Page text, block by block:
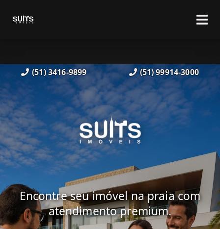
(51) 3416-9899 (51) 99914-3000
Encontre seu imóvel na praia com
atendimento premium.